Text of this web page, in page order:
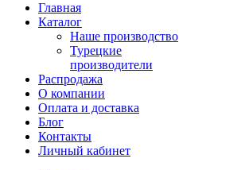
Главная
Каталог
Наше производство
Турецкие
производители
Распродажа
О компании
Оплата и доставка
Блог
Контакты
Личный кабинет